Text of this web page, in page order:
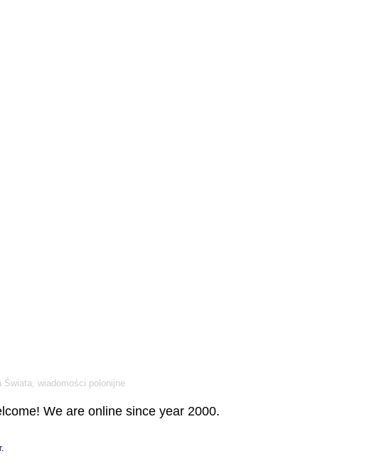
wiadomości polonijne
We are online since year 2000.
.